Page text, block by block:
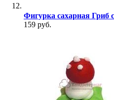
Фигурка сахарная Гриб
159 руб.